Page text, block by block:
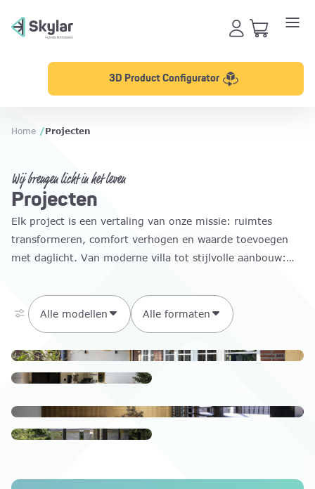
3D Product Configurator
Home /Projecten
Wij brengen licht in het leven
Projecten
Elk project is een vertaling van onze missie: ruimtes
transformeren, comfort verhogen en waarde toevoegen
met daglicht. Van moderne villa tot stijlvolle aanbouw:
samen.
Alle modellen
Alle formaten